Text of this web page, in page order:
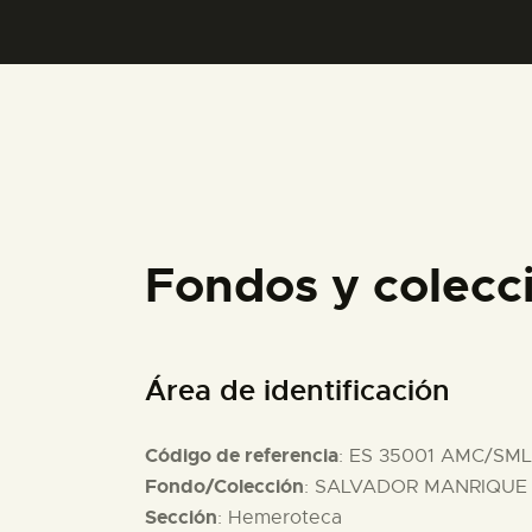
Fondos y
Área de identificación
Código de referencia: ES 35001 AMC/
Fondo/Colección: SALVADOR
Sección: Hemeroteca